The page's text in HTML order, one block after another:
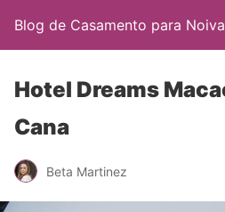
Blog de Casamento para
Hotel Dreams
Cana
Beta Martinez